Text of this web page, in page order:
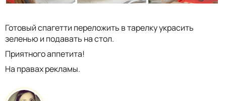
Готовый спагетти переложить в тарелку украсить
зеленью и подавать на стол.
Приятного аппетита!
На правах рекламы.